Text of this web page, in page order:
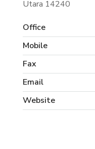
Utara 14240
Office
Mobile
Fax
Email
Website